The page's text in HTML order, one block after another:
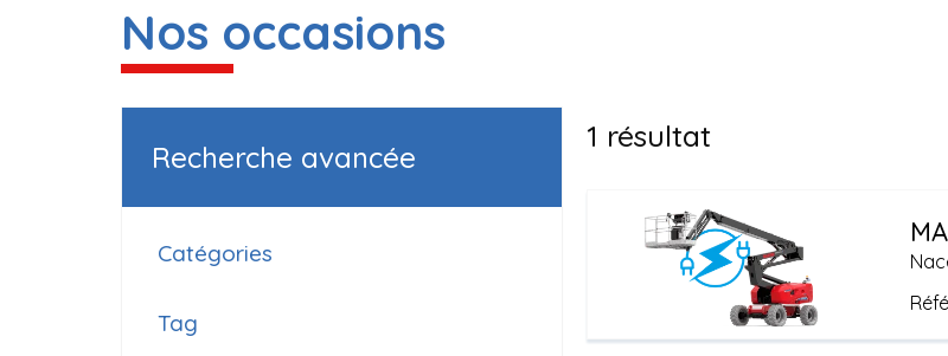
Nos occasions
Recherche avancée
Catégories
Tag
1 résultat